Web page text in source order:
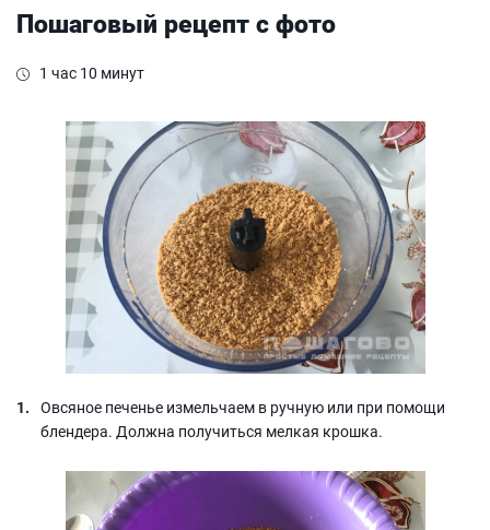
Пошаговый рецепт с фото
1 час 10 минут
Овсяное печенье измельчаем в ручную или при помощи
блендера. Должна получиться мелкая крошка.